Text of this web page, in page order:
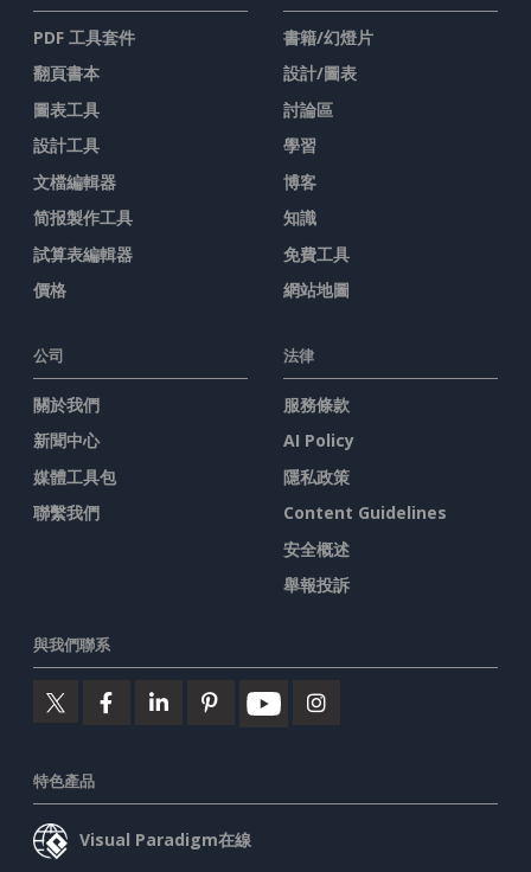
PDF 工具套件
翻頁書本
圖表工具
設計工具
文檔編輯器
简报製作工具
試算表編輯器
價格
書籍/幻燈片
設計/圖表
討論區
學習
博客
知識
免費工具
網站地圖
公司
關於我們
新聞中心
媒體工具包
聯繫我們
法律
服務條款
AI Policy
隱私政策
Content Guidelines
安全概述
舉報投訴
與我們聯系
特色產品
Visual Paradigm在線